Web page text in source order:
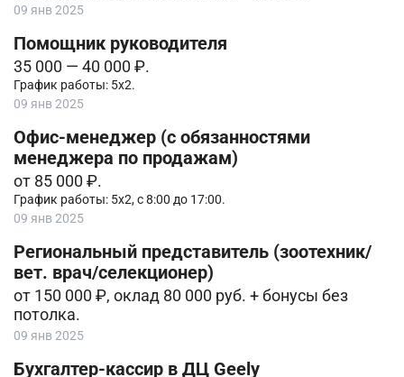
09 янв 2025
Помощник руководителя
35 000 — 40 000 ₽.
График работы: 5х2.
09 янв 2025
Офис-менеджер (с обязанностями
менеджера по продажам)
от 85 000 ₽.
График работы: 5х2, с 8:00 до 17:00.
09 янв 2025
Региональный представитель (зоотехник/
вет. врач/селекционер)
от 150 000 ₽, оклад 80 000 руб. + бонусы без
потолка.
09 янв 2025
Бухгалтер-кассир в ДЦ Geely